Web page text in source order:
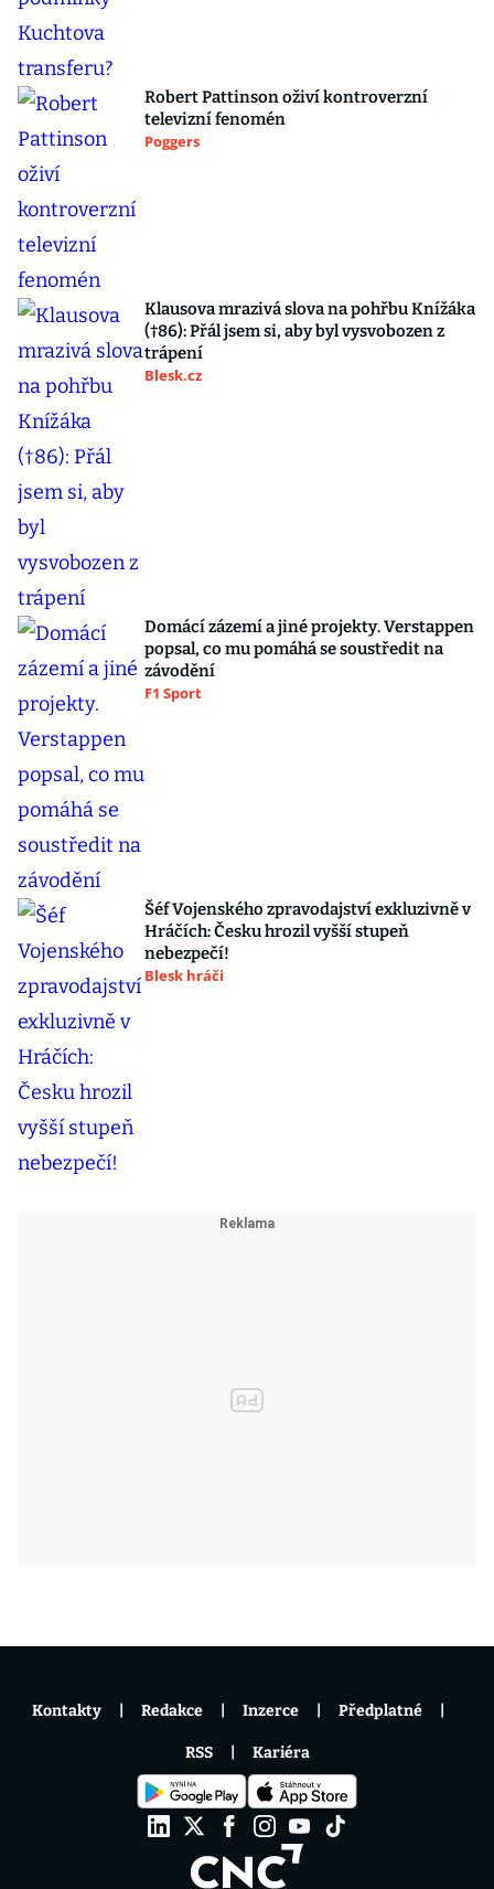
Robert Pattinson oživí kontroverzní
televizní fenomén
Poggers
Klausova mrazivá slova na pohřbu Knížáka
(†86): Přál jsem si, aby byl vysvobozen z
trápení
Blesk.cz
Domácí zázemí a jiné projekty. Verstappen
popsal, co mu pomáhá se soustředit na
závodění
F1 Sport
Šéf Vojenského zpravodajství exkluzivně v
Hráčích: Česku hrozil vyšší stupeň
nebezpečí!
Blesk hráči
Kontakty Redakce Inzerce Předplatné
RSS Kariéra